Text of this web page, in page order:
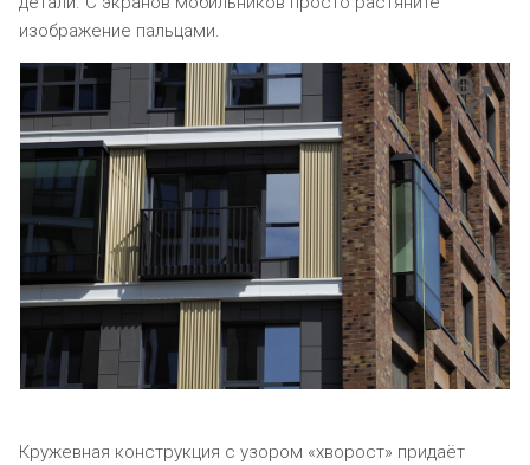
изображение пальцами.
Кружевная конструкция с узором «хворост» придаёт